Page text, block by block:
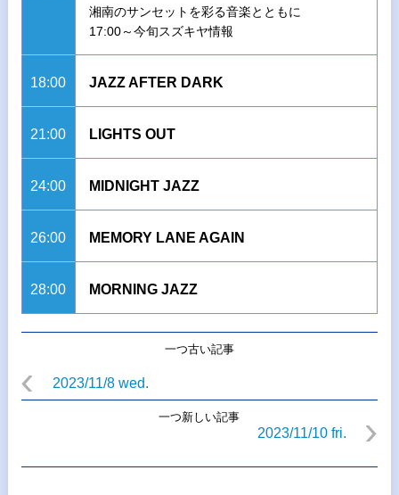
湘南のサンセットを彩る音楽とともに
17:00～今旬スズキヤ情報
18:00 JAZZ AFTER DARK
21:00 LIGHTS OUT
24:00 MIDNIGHT JAZZ
26:00 MEMORY LANE AGAIN
28:00 MORNING JAZZ
一つ古い記事
2023/11/8 wed.
一つ新しい記事
2023/11/10 fri.